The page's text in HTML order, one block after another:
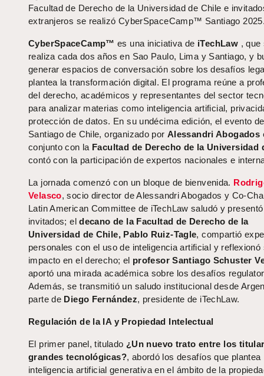
Facultad de Derecho de la Universidad de Chile e
extranjeros se realizó CyberSpaceCamp™ Santiago
CyberSpaceCamp™ es una iniciativa de iTechLaw , que
realiza cada dos años en Sao Paulo, Lima y Santiago, y
generar espacios de conversación sobre los desafíos
plantea la transformación digital. El programa reúne a
del derecho, académicos y representantes del sector
para analizar materias como inteligencia artificial,
protección de datos. En su undécima edición, el evento de
Santiago de Chile, organizado por Alessandri Abogados
conjunto con la Facultad de Derecho de la Universidad
contó con la participación de expertos nacionales e
La jornada comenzó con un bloque de bienvenida.
Velasco, socio director de Alessandri Abogados y Co-
Latin American Committee de iTechLaw saludó y
invitados; eldecano de la Facultad de Derecho de la
Universidad de Chile, Pablo Ruiz-Tagle, compartió
personales con el uso de inteligencia artificial y reflexionó
impacto en el derecho; el profesor Santiago Schuster
aportó una mirada académica sobre los desafíos
Además, se transmitió un saludo institucional desde
parte de Diego Fernández, presidente de iTechLaw.
Regulación de la IA y Propiedad Intelectual
El primer panel, titulado ¿Un nuevo trato entre los
grandes tecnológicas?, abordó los desafíos que plantea
inteligencia artificial generativa en el ámbito de la